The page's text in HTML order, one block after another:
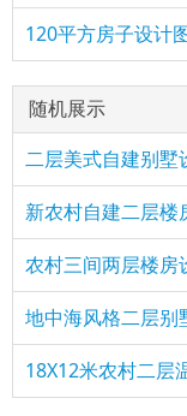
120平方房子设计
随机展示
二层美式自建别墅
农村三间两层楼房
地中海风格二层别
18X12米农村二层